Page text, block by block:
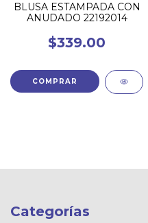
BLUSA ESTAMPADA CON
ANUDADO 22192014
$339.00
COMPRAR
Categorías